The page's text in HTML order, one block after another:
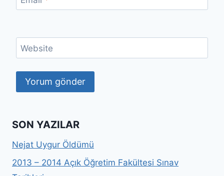
Website
SON YAZILAR
Nejat Uygur Öldümü
2013 – 2014 Açık Öğretim Fakültesi Sınav